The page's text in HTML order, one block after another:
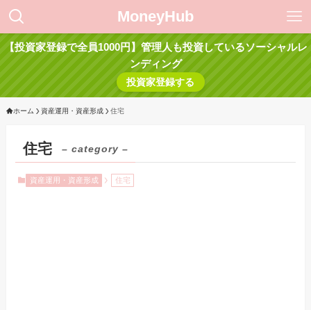
MoneyHub
【投資家登録で全員1000円】管理人も投資しているソーシャルレ
ンディング
投資家登録する
ホーム 資産運用・資産形成 住宅
住宅 – category –
資産運用・資産形成 住宅